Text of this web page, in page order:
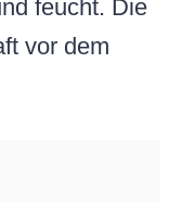
feucht. Die
vor dem